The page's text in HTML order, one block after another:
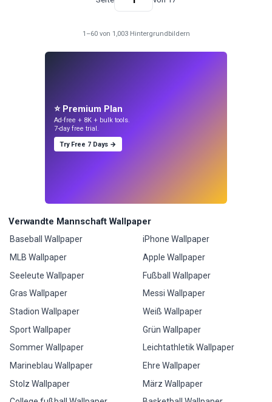
1–60 von 1,003 Hintergrundbildern
⭐ Premium Plan
Ad-free + 8K + bulk tools.
7-day free trial.
Try Free 7 Days →
Verwandte Mannschaft Wallpaper
Baseball Wallpaper
MLB Wallpaper
Seeleute Wallpaper
Gras Wallpaper
Stadion Wallpaper
Sport Wallpaper
Sommer Wallpaper
Marineblau Wallpaper
Stolz Wallpaper
iPhone Wallpaper
Apple Wallpaper
Fußball Wallpaper
Messi Wallpaper
Weiß Wallpaper
Grün Wallpaper
Leichtathletik Wallpaper
Ehre Wallpaper
März Wallpaper